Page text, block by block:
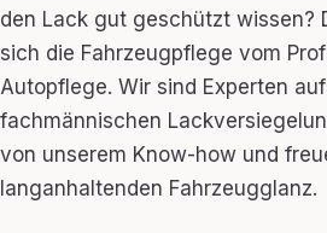
den Lack gut geschützt wissen?
sich die Fahrzeugpflege vom
Autopflege. Wir sind Experten
fachmännischen
von unserem Know-how und
langanhaltenden Fahrzeugglanz.